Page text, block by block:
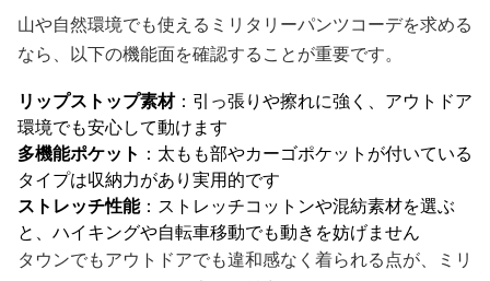
山や自然環境でも使えるミリタリーパンツコーデを求める
なら、以下の機能面を確認することが重要です。
リップストップ素材：引っ張りや擦れに強く、アウトドア
環境でも安心して動けます
多機能ポケット ：太もも部やカーゴポケットが付いている
タイプは収納力があり実用的です
ストレッチ性能：ストレッチコットンや混紡素材を選ぶ
と、ハイキングや自転車移動でも動きを妨げません
タウンでもアウトドアでも違和感なく着られる点が、ミリ